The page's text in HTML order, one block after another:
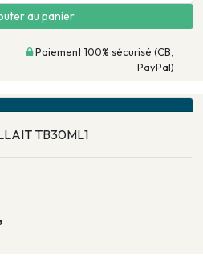
au panier
Paiement 100% sécurisé (CB,
PayPal)
TB30ML1